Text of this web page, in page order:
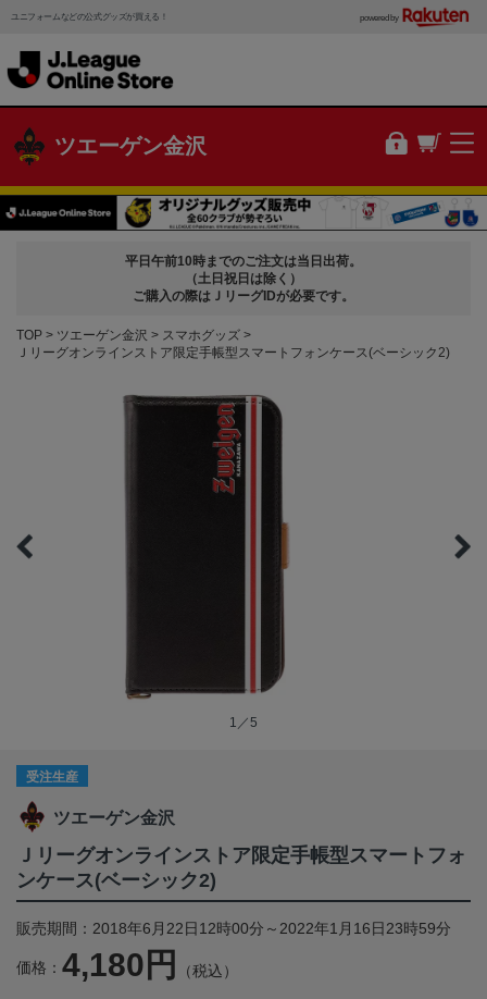
ユニフォームなどの公式グッズが買える！ powered by
ツエーゲン金沢
平日午前10時までのご注文は当日出荷。
（土日祝日は除く）
ご購入の際はＪリーグIDが必要です。
TOP ツエーゲン金沢
スマホグッズ
Ｊリーグオンラインストア限定手帳型スマートフォンケース(ベーシック2)
1／5
受注生産
ツエーゲン金沢
Ｊリーグオンラインストア限定手帳型スマートフォ
ンケース(ベーシック2)
販売期間：2018年6月22日12時00分～2022年1月16日23時59分
価格： 4,180円 （税込）